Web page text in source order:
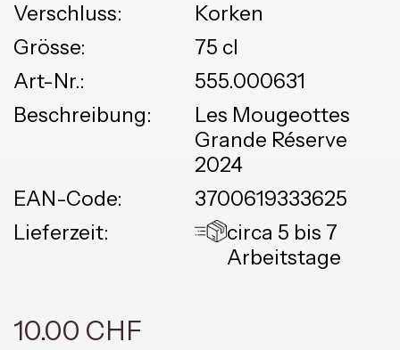
Verschluss:
Korken
Grösse:
75 cl
Art-Nr.:
555.000631
Beschreibung:
Les Mougeottes
Grande Réserve
2024
EAN-Code:
3700619333625
Lieferzeit:
circa 5 bis 7
Arbeitstage
10.00 CHF